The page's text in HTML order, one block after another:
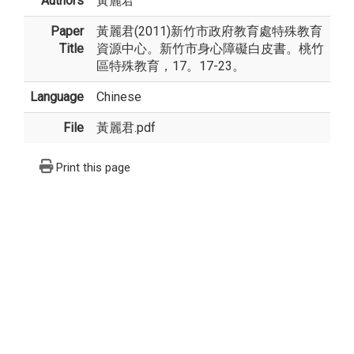
Paper
Title
黃麗君(2011)新竹市政府教育處特殊教育
資源中心。新竹市身心障礙白皮書。桃竹
區特殊教育，17。17-23。
Language Chinese
File 黃麗君.pdf
Print this page